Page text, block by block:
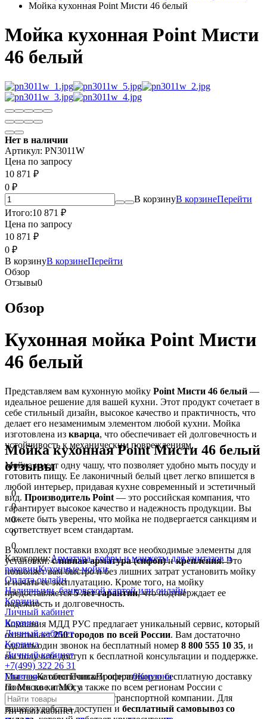
Мойка кухонная Point Мисти 46 белый
Мойка кухонная Point Мисти
46 белый
Нет в наличии
Артикул: PN3011W
Цена по запросу
10 871 ₽
0 ₽
В корзинуВ корзинеПерейти
Итого:10 871 ₽
Цена по запросу
10 871 ₽
0 ₽
В корзинуВ корзинеПерейти
Обзор
Отзывы0
Обзор
Кухонная мойка Point Мисти
46 белый
Представляем вам кухонную мойку Point Мисти 46 белый —
идеальное решение для вашей кухни. Этот продукт сочетает в
себе стильный дизайн, высокое качество и практичность, что
делает его незаменимым элементом любой кухни. Мойка
изготовлена из кварца, что обеспечивает ей долговечность и
устойчивость к механическим повреждениям.
Мойка имеет одну чашу, что позволяет удобно мыть посуду и
готовить пищу. Ее лаконичный белый цвет легко впишется в
любой интерьер, придавая кухне современный и эстетичный
вид. Производитель Point — это российская компания, что
гарантирует высокое качество и надежность продукции. Вы
можете быть уверены, что мойка не подвергается санкциям и
соответствует всем стандартам.
В комплект поставки входят все необходимые элементы для
установки:сливная арматура (сифон)икрепления. Это
позволяет вам быстро и без лишних затрат установить мойку
и начать ее эксплуатацию. Кроме того, на мойку
предоставляется5 лет гарантии, что подтверждает ее
надежность и долговечность.
Компания МДД РУС предлагает уникальный сервис, который
охватывает250 городов по всей России. Вам достаточно
сделать один звонок на бесплатный номер 8 800 555 10 35, и
вы получите доступ к бесплатной консультации и поддержке.
Мы также обеспечиваем оперативную бесплатную доставку
по Москве и МО, а также по всем регионам России с
помощью любой удобной транспортной компании. Для
вашего удобства доступен и бесплатный самовывоз со
Мойка кухонная Point Мисти 46 белый
отзывы
0
0
0
0
0
Категории:Арматура, гофры и манжеты для унитазов и
раковинКухонные мойки
Оплата онлайн
Наличными, банковской картой или онлайн
Корзина
Личный кабинет
Корзина
Личный кабинет
Корзина
Личный кабинет
+7(499) 322 26 31
ГлавнаяКаталогПоискПрофиль0Корзина
Поиск по каталогу
Личный кабинет